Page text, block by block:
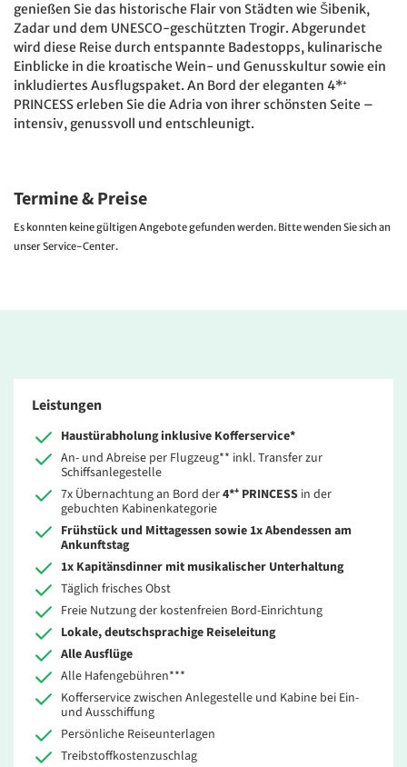
genießen Sie das historische Flair von Städten wie Šibenik,
Zadar und dem UNESCO-geschützten Trogir. Abgerundet
wird diese Reise durch entspannte Badestopps, kulinarische
Einblicke in die kroatische Wein- und Genusskultur sowie ein
inkludiertes Ausflugspaket. An Bord der eleganten 4*⁺
PRINCESS erleben Sie die Adria von ihrer schönsten Seite –
intensiv, genussvoll und entschleunigt.
Termine & Preise
Es konnten keine gültigen Angebote gefunden werden. Bitte wenden Sie sich an
unser Service-Center.
Leistungen
Haustürabholung inklusive Kofferservice*
An- und Abreise per Flugzeug** inkl. Transfer zur
Schiffsanlegestelle
7x Übernachtung an Bord der4*⁺ PRINCESS in der
gebuchten Kabinenkategorie
Frühstück und Mittagessen sowie 1x Abendessen am
Ankunftstag
1x Kapitänsdinner mit musikalischer Unterhaltung
Täglich frisches Obst
Freie Nutzung der kostenfreien Bord-Einrichtung
Lokale, deutschsprachige Reiseleitung
Alle Ausflüge
Alle Hafengebühren***
Kofferservice zwischen Anlegestelle und Kabine bei Ein-
und Ausschiffung
Persönliche Reiseunterlagen
Treibstoffkostenzuschlag